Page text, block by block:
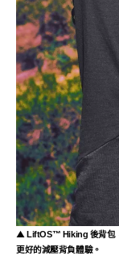
▲LiftOS™ Hiking 後背包
更好的減壓背負體驗。